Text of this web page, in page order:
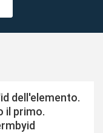
dell'elemento.
il primo.